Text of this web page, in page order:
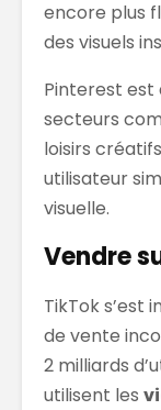
encore plus
des visuels
Pinterest est
secteurs
loisirs
utilisateur
visuelle.
Vendre
TikTok s’est
de vente
2 milliards
utilisent les